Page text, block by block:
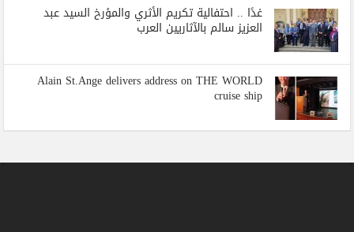
غدًا .. احتفالية تكريم الأثري والمؤرخ السيد عبد
العزيز سالم بالآثاريين العرب
Alain St.Ange delivers address on THE WORLD
cruise ship